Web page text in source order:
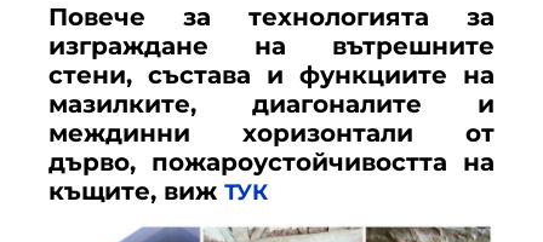
Повече за технологията за
изграждане на вътрешните
стени, състава и функциите на
мазилките, диагоналите и
междинни хоризонтали от
дърво, пожароустойчивостта на
къщите, виж ТУК